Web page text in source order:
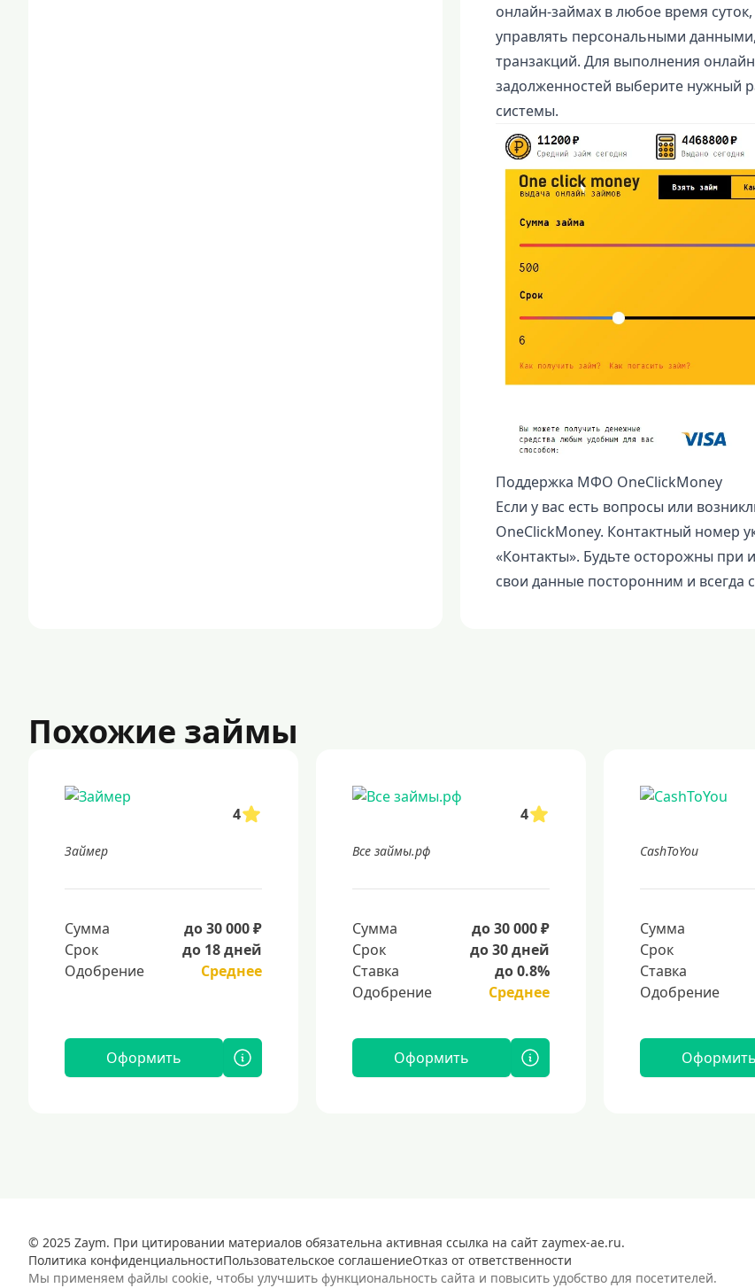
онлайн-займах в любое время
управлять персональными
транзакций. Для выполнения
задолженностей выберите нужный
системы.
Поддержка МФО OneClickMoney
Если у вас есть вопросы или
OneClickMoney. Контактный номер
«Контакты». Будьте осторожны при
свои данные посторонним и всегда
Похожие займы
4
Займер
Сумма
до 30 000 ₽
Срок
до 18 дней
Одобрение
Среднее
Оформить
4
Все займы.рф
Сумма
до 30 000 ₽
Срок
до 30 дней
Ставка
до 0.8%
Одобрение
Среднее
Оформить
CashToYou
Сумма
Срок
Ставка
Одобрение
Оформить
© 2025 Zaym. При цитировании материалов обязательна активная ссылка на сайт zaymex-ae.ru.
Политика конфиденциальностиПользовательское соглашениеОтказ от ответственности
Мы применяем файлы cookie, чтобы улучшить функциональность сайта и повысить удобство для посетителей.